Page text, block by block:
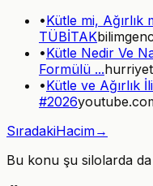
•Kütle mi, Ağırlık
TÜBİTAK
•Kütle Nedir Ve
Formülü ...
•Kütle ve Ağırlık
#2026
SıradakiHacim→
Bu konu şu silolarda